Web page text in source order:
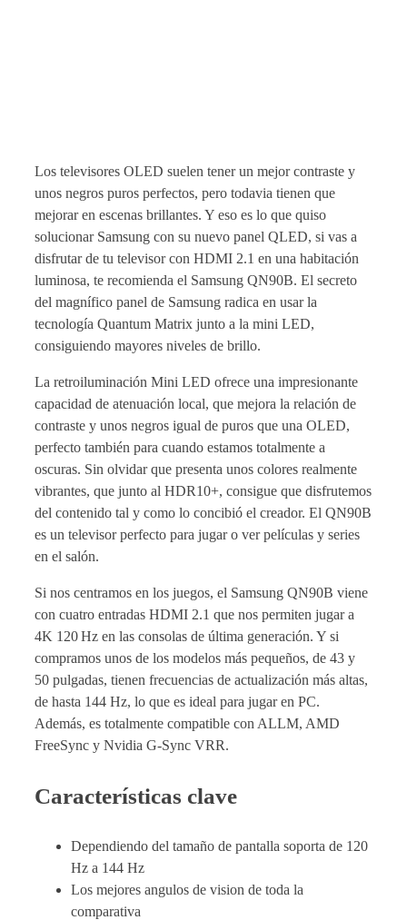
Los televisores OLED suelen tener un mejor contraste y
unos negros puros perfectos, pero todavia tienen que
mejorar en escenas brillantes. Y eso es lo que quiso
solucionar Samsung con su nuevo panel QLED, si vas a
disfrutar de tu televisor con HDMI 2.1 en una habitación
luminosa, te recomienda el Samsung QN90B. El secreto
del magnífico panel de Samsung radica en usar la
tecnología Quantum Matrix junto a la mini LED,
consiguiendo mayores niveles de brillo.
La retroiluminación Mini LED ofrece una impresionante
capacidad de atenuación local, que mejora la relación de
contraste y unos negros igual de puros que una OLED,
perfecto también para cuando estamos totalmente a
oscuras. Sin olvidar que presenta unos colores realmente
vibrantes, que junto al HDR10+, consigue que disfrutemos
del contenido tal y como lo concibió el creador. El QN90B
es un televisor perfecto para jugar o ver películas y series
en el salón.
Si nos centramos en los juegos, el Samsung QN90B viene
con cuatro entradas HDMI 2.1 que nos permiten jugar a
4K 120 Hz en las consolas de última generación. Y si
compramos unos de los modelos más pequeños, de 43 y
50 pulgadas, tienen frecuencias de actualización más altas,
de hasta 144 Hz, lo que es ideal para jugar en PC.
Además, es totalmente compatible con ALLM, AMD
FreeSync y Nvidia G-Sync VRR.
Características clave
Dependiendo del tamaño de pantalla soporta de 120
Hz a 144 Hz
Los mejores angulos de vision de toda la
comparativa